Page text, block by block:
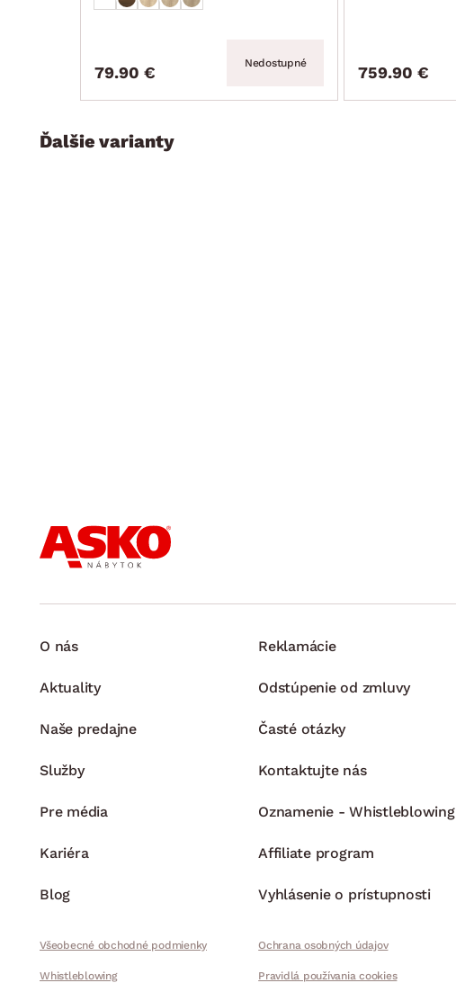
79.90 € Nedostupné 759.90 €
Ďalšie varianty
O nás
Aktuality
Naše predajne
Služby
Pre média
Kariéra
Blog
Reklamácie
Odstúpenie od zmluvy
Časté otázky
Kontaktujte nás
Oznamenie - Whistleblowing
Affiliate program
Vyhlásenie o prístupnosti
Všeobecné obchodné podmienky Ochrana osobných údajov
Whistleblowing Pravidlá používania cookies